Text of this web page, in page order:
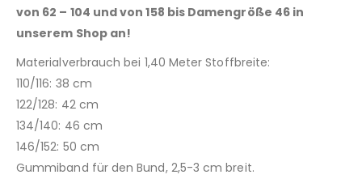
von 62 – 104 und von 158 bis Damengröße 46 in
unserem Shop an!
Materialverbrauch bei 1,40 Meter Stoffbreite:
110/116: 38 cm
122/128: 42 cm
134/140: 46 cm
146/152: 50 cm
Gummiband für den Bund, 2,5-3 cm breit.